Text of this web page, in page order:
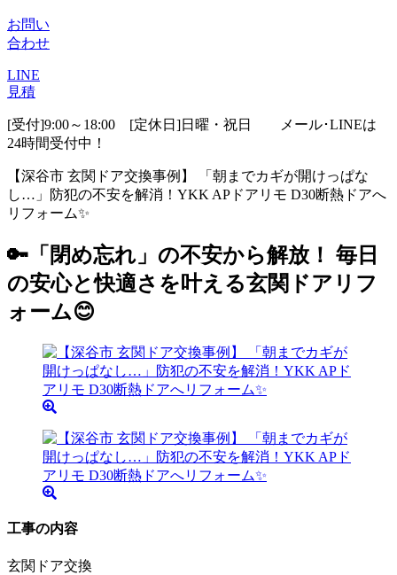
お問い
合わせ
LINE
見積
[受付]9:00～18:00 [定休日]日曜・祝日
メール･LINEは
24時間受付中！
【深谷市 玄関ドア交換事例】 「朝までカギが開けっぱな
し…」防犯の不安を解消！YKK APドアリモ D30断熱ドアへ
リフォーム✨
🔑「閉め忘れ」の不安から解放！ 毎日
の安心と快適さを叶える玄関ドアリフ
ォーム😊
工事の内容
玄関ドア交換